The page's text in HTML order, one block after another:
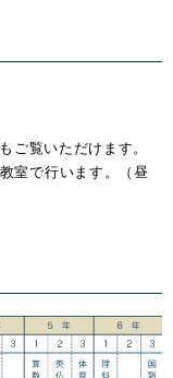
ご覧いただけます。
室で行います。（昼